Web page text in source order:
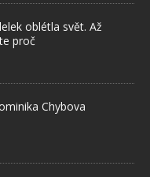
oblétla svět. Až
proč
Chybova